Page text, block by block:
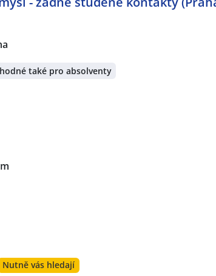
také pro absolventy
Nutně vás hledají